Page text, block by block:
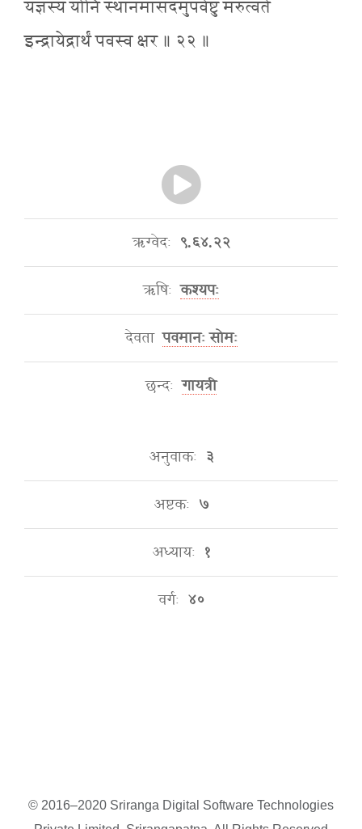
यज्ञस्य योनिं स्थानमासदमुपवेष्टुं मरुत्वते
इन्द्रायेद्रार्थं पवस्व क्षर ॥ २२ ॥
ऋग्वेदः ९.६४.२२
ऋषिः कश्यपः
देवता पवमानः सोमः
छन्दः गायत्री
अनुवाकः ३
अष्टकः ७
अध्यायः १
वर्गः ४०
© 2016–2020 Sriranga Digital Software Technologies